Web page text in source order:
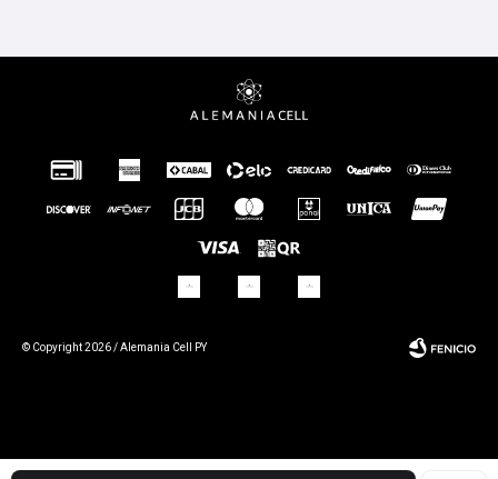
© Copyright 2026 / Alemania Cell PY